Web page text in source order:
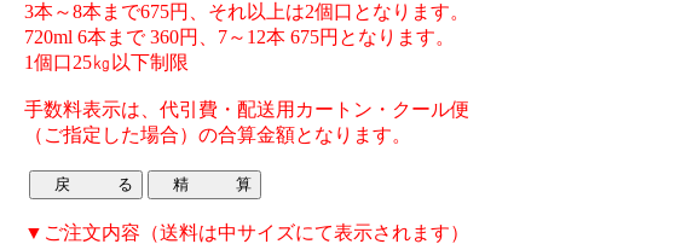
3本～8本まで675円、それ以上は2個口となります。
720ml 6本まで 360円、7～12本 675円となります。
1個口25㎏以下制限
手数料表示は、代引費・配送用カートン・クール便
（ご指定した場合）の合算金額となります。
▼ご注文内容（送料は中サイズにて表示されます）